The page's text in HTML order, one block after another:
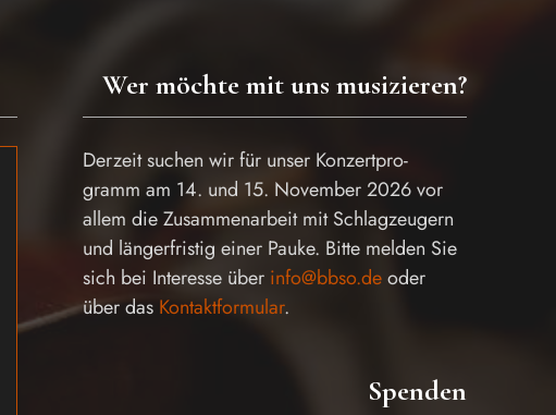
Wer möchte mit uns musizieren?
Derzeit suchen wir für unser Konzertpro-
gramm am 14. und 15. November 2026 vor
allem die Zusammenarbeit mit Schlagzeugern
und längerfristig einer Pauke. Bitte melden Sie
sich bei Interesse über info@bbso.deoder
über das Kontaktformular.
Spenden